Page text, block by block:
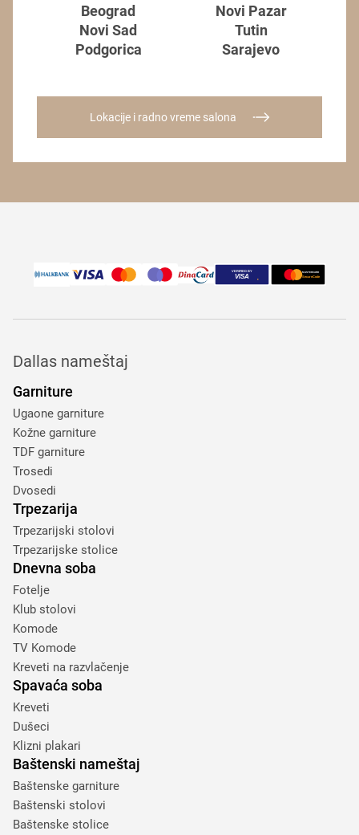
Beograd
Novi Sad
Podgorica
Novi Pazar
Tutin
Sarajevo
Lokacije i radno vreme salona
Dallas nameštaj
Garniture
Ugaone garniture
Kožne garniture
TDF garniture
Trosedi
Dvosedi
Trpezarija
Trpezarijski stolovi
Trpezarijske stolice
Dnevna soba
Fotelje
Klub stolovi
Komode
TV Komode
Kreveti na razvlačenje
Spavaća soba
Kreveti
Dušeci
Klizni plakari
Baštenski nameštaj
Baštenske garniture
Baštenski stolovi
Baštenske stolice